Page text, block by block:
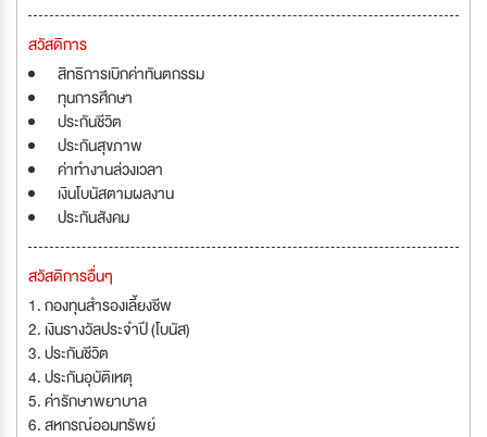
สวัสดิการ
สิทธิการเบิกค่าทันตกรรม
ทุนการศึกษา
ประกันชีวิต
ประกันสุขภาพ
ค่าทำงานล่วงเวลา
เงินโบนัสตามผลงาน
ประกันสังคม
สวัสดิการอื่นๆ
1. กองทุนสำรองเลี้ยงชีพ
2. เงินรางวัลประจำปี (โบนัส)
3. ประกันชีวิต
4. ประกันอุบัติเหตุ
5. ค่ารักษาพยาบาล
6. สหกรณ์ออมทรัพย์